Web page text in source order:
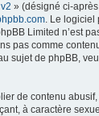
» (désigné ci-
. Le logiciel
Limited n’est
pas comme
sujet de phpBB,
de contenu
à caractère